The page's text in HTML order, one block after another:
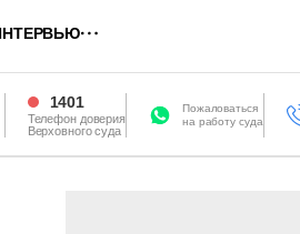
1401
Телефон доверия
Верховного суда
Пожаловаться
на работу суда